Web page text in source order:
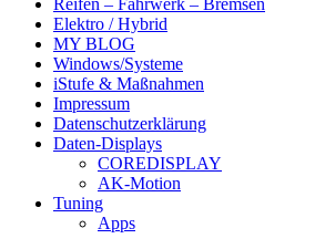
Elektro / Hybrid
MY BLOG
Windows/Systeme
iStufe & Maßnahmen
Impressum
Datenschutzerklärung
Daten-Displays
COREDISPLAY
AK-Motion
Tuning
Apps